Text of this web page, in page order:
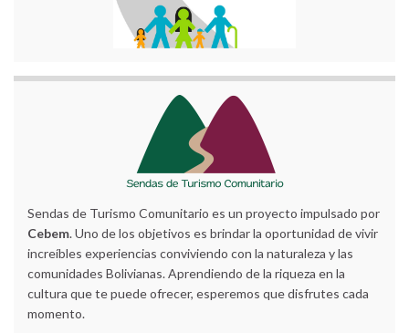
Sendas de Turismo Comunitario es un proyecto impulsado por
Cebem. Uno de los objetivos es brindar la oportunidad de vivir
increíbles experiencias conviviendo con la naturaleza y las
comunidades Bolivianas. Aprendiendo de la riqueza en la
cultura que te puede ofrecer, esperemos que disfrutes cada
momento.